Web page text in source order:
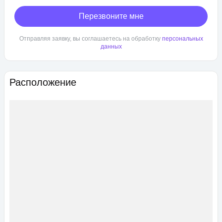
Расположение
Перезвоните мне
Отправляя заявку, вы соглашаетесь на обработку персональных
данных